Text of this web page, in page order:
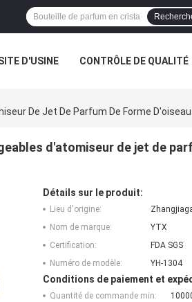
D'USINE CONTRÔLE DE QUALITÉ
De Jet De Parfum De Forme
d'atomiseur de jet de
Détails sur le produit:
Lieu d'origine:
Nom de marque:
YTX
Certification:
FDA SGS
Numéro de modèle:
YH-1304
Conditions de paiement et
Quantité de commande min: